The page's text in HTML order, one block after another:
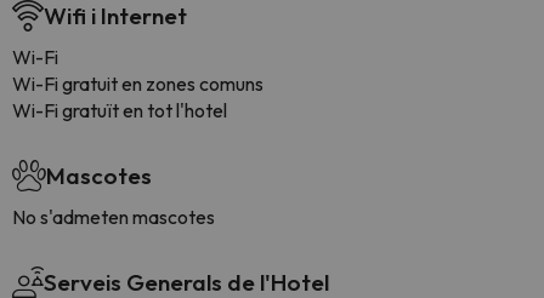
Wifi i Internet
Wi-Fi
Wi-Fi gratuit en zones comuns
Wi-Fi gratuït en tot l'hotel
Mascotes
No s'admeten mascotes
Serveis Generals de l'Hotel